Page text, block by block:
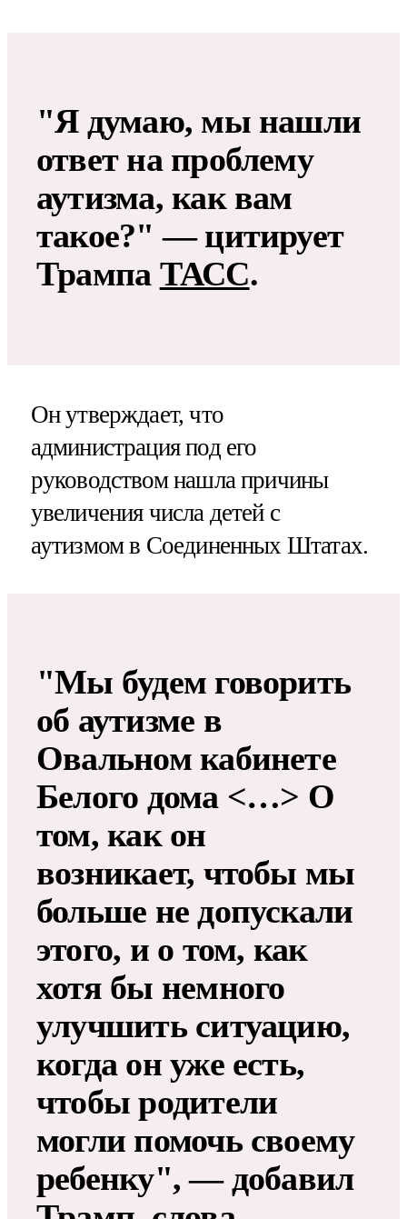
"Я думаю, мы нашли
ответ на проблему
аутизма, как вам
такое?" — цитирует
Трампа ТАСС.
Он утверждает, что
администрация под его
руководством нашла причины
увеличения числа детей с
аутизмом в Соединенных Штатах.
"Мы будем говорить
об аутизме в
Овальном кабинете
Белого дома <…> О
том, как он
возникает, чтобы мы
больше не допускали
этого, и о том, как
хотя бы немного
улучшить ситуацию,
когда он уже есть,
чтобы родители
могли помочь своему
ребенку", — добавил